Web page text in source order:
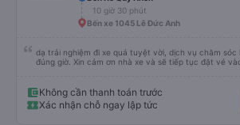
tuyến đường này. Tôi thực sự hy vọng rằng trong
dừng xe thường xuyên theo lịch trình, đặc biệt là vì
đường này một lần nữa vào tuần tới.
10 giờ 30 phút
Bến xe 1045 Lê Đức Anh
dạ trải nghiệm đi xe quá tuyệt vời, dịch vụ chăm sóc
đúng giờ. Xin cảm ơn nhà xe và sẽ tiếp tục đặt vé
Không cần thanh toán trước
Xác nhận chỗ ngay lập tức